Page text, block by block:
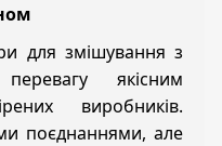
для змішування з
якісним
виробників.
поєднаннями, але